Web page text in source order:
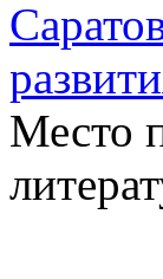
Место